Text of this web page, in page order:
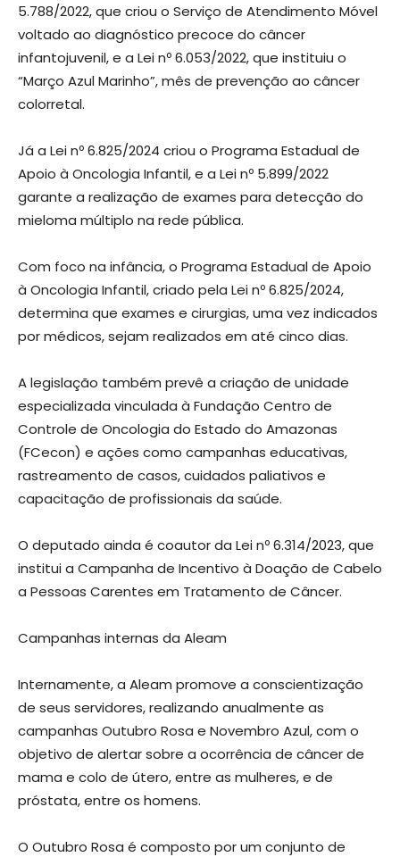
5.788/2022, que criou o Serviço de Atendimento Móvel
voltado ao diagnóstico precoce do câncer
infantojuvenil, e a Lei nº 6.053/2022, que instituiu o
“Março Azul Marinho”, mês de prevenção ao câncer
colorretal.
Já a Lei nº 6.825/2024 criou o Programa Estadual de
Apoio à Oncologia Infantil, e a Lei nº 5.899/2022
garante a realização de exames para detecção do
mieloma múltiplo na rede pública.
Com foco na infância, o Programa Estadual de Apoio
à Oncologia Infantil, criado pela Lei nº 6.825/2024,
determina que exames e cirurgias, uma vez indicados
por médicos, sejam realizados em até cinco dias.
A legislação também prevê a criação de unidade
especializada vinculada à Fundação Centro de
Controle de Oncologia do Estado do Amazonas
(FCecon) e ações como campanhas educativas,
rastreamento de casos, cuidados paliativos e
capacitação de profissionais da saúde.
O deputado ainda é coautor da Lei nº 6.314/2023, que
institui a Campanha de Incentivo à Doação de Cabelo
a Pessoas Carentes em Tratamento de Câncer.
Campanhas internas da Aleam
Internamente, a Aleam promove a conscientização
de seus servidores, realizando anualmente as
campanhas Outubro Rosa e Novembro Azul, com o
objetivo de alertar sobre a ocorrência de câncer de
mama e colo de útero, entre as mulheres, e de
próstata, entre os homens.
O Outubro Rosa é composto por um conjunto de